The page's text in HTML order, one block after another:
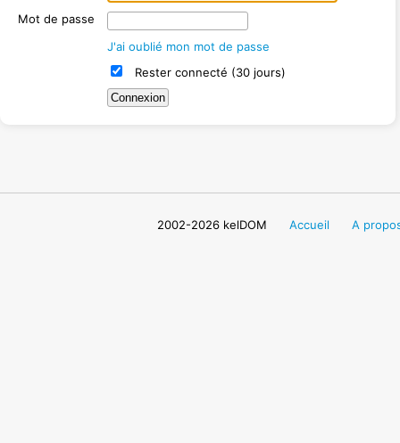
Mot de passe
J'ai oublié mon mot de passe
Rester connecté (30 jours)
2002-2026 kelDOM Accueil A